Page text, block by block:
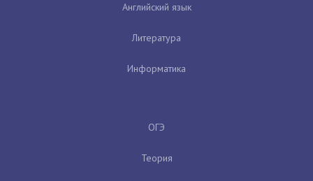
Английский язык
Литература
Информатика
ОГЭ
Теория